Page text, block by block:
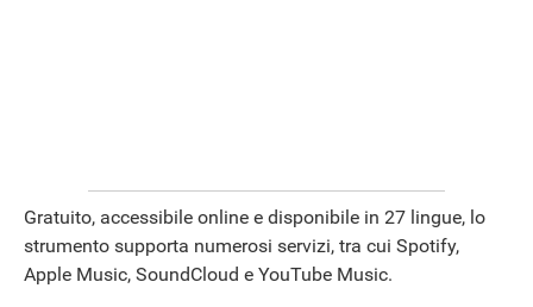
Gratuito, accessibile online e disponibile in 27 lingue, lo
strumento supporta numerosi servizi, tra cui Spotify,
Apple Music, SoundCloud e YouTube Music.